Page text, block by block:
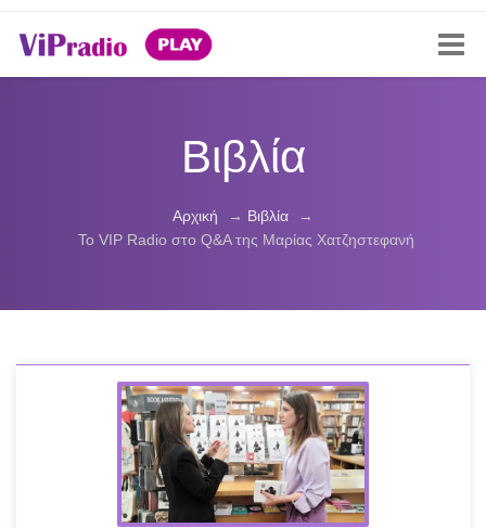
Βιβλία
Αρχική → Βιβλία
→
Το VIP Radio στο Q&Α της Μαρίας Χατζηστεφανή